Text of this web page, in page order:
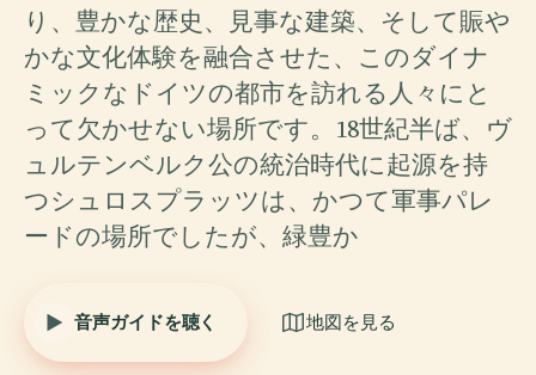
り、豊かな歴史、見事な建築、そして賑や
かな文化体験を融合させた、このダイナ
ミックなドイツの都市を訪れる人々にと
って欠かせない場所です。18世紀半ば、ヴ
ュルテンベルク公の統治時代に起源を持
つシュロスプラッツは、かつて軍事パレ
ードの場所でしたが、緑豊か
音声ガイドを聴く 地図を見る